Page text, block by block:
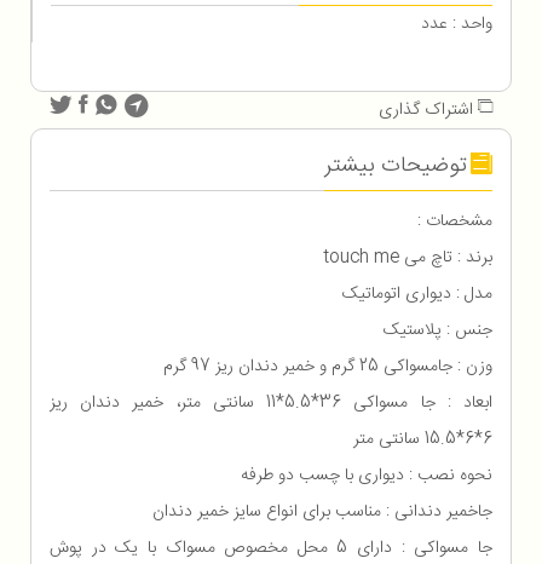
واحد : عدد
اشتراک گذاری
توضیحات بیشتر
مشخصات :
برند : تاچ می touch me
مدل : دیواری اتوماتیک
جنس : پلاستیک
وزن : جامسواکی 25 گرم و خمیر دندان ریز 97 گرم
ابعاد : جا مسواکی 36*5.5*11 سانتی متر، خمیر دندان ریز
6*6*15.5 سانتی متر
نحوه نصب : دیواری با چسب دو طرفه
جاخمیر دندانی : مناسب برای انواع سایز خمیر دندان
جا مسواکی : دارای 5 محل مخصوص مسواک با یک در پوش